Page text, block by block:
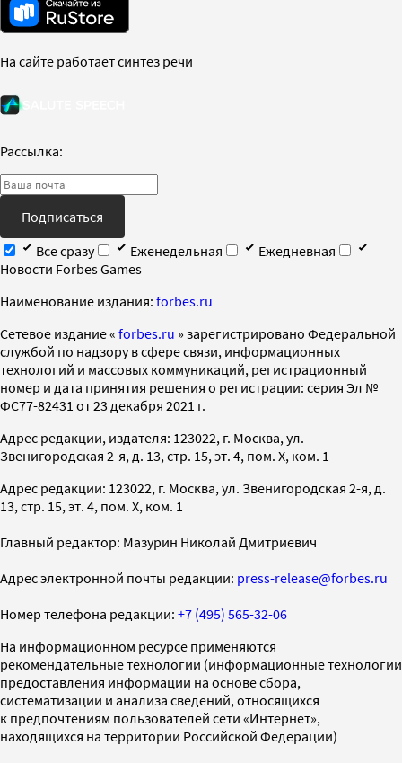
На сайте работает синтез речи
Рассылка:
Подписаться
Все сразу
Еженедельная
Ежедневная
Новости Forbes Games
Наименование издания: forbes.ru
Cетевое издание « forbes.ru » зарегистрировано Федеральной
службой по надзору в сфере связи, информационных
технологий и массовых коммуникаций, регистрационный
номер и дата принятия решения о регистрации: серия Эл №
ФС77-82431 от 23 декабря 2021 г.
Адрес редакции, издателя: 123022, г. Москва, ул.
Звенигородская 2-я, д. 13, стр. 15, эт. 4, пом. X, ком. 1
Адрес редакции: 123022, г. Москва, ул. Звенигородская 2-я, д.
13, стр. 15, эт. 4, пом. X, ком. 1
Главный редактор: Мазурин Николай Дмитриевич
Адрес электронной почты редакции: press-release@forbes.ru
Номер телефона редакции: +7 (495) 565-32-06
На информационном ресурсе применяются
рекомендательные технологии (информационные технологии
предоставления информации на основе сбора,
систематизации и анализа сведений, относящихся
к предпочтениям пользователей сети «Интернет»,
находящихся на территории Российской Федерации)